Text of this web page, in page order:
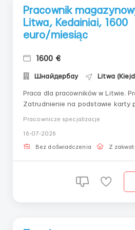
Pracownik
Litwa, Kedainiai, 1600
euro/miesiąc
1600 €
Шнайдербау Litwa
Praca dla pracowników w Litwie.
Zatrudnienie na podstawie karty
polska wiza pracownicza. Bez
Dokumenty pod klucz. Oficjalne
Pracownicze specjalizacje
16-07-2026
Bez doświadczenia Z